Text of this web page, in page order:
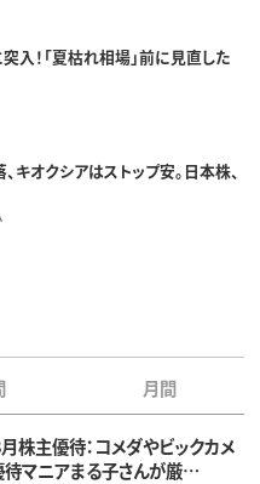
入！「夏枯れ相場」前に見直した
キオクシアはストップ安。日本株、
月間
株主優待：コメダやビックカメ
マニアまる子さんが厳…